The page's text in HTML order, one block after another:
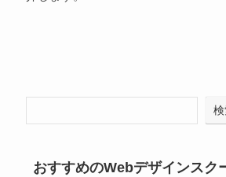
おすすめのWebデザインスク